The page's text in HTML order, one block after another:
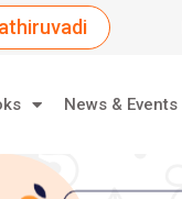
News & Events